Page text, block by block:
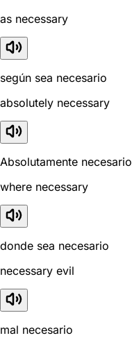
as necessary
según sea necesario
absolutely necessary
Absolutamente necesario
where necessary
donde sea necesario
necessary evil
mal necesario